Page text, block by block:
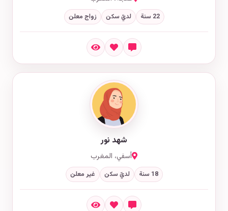
22 سنة لديّ سكن زواج معلن
شهد نور
أسفي، المغرب
18 سنة لديّ سكن غير معلن